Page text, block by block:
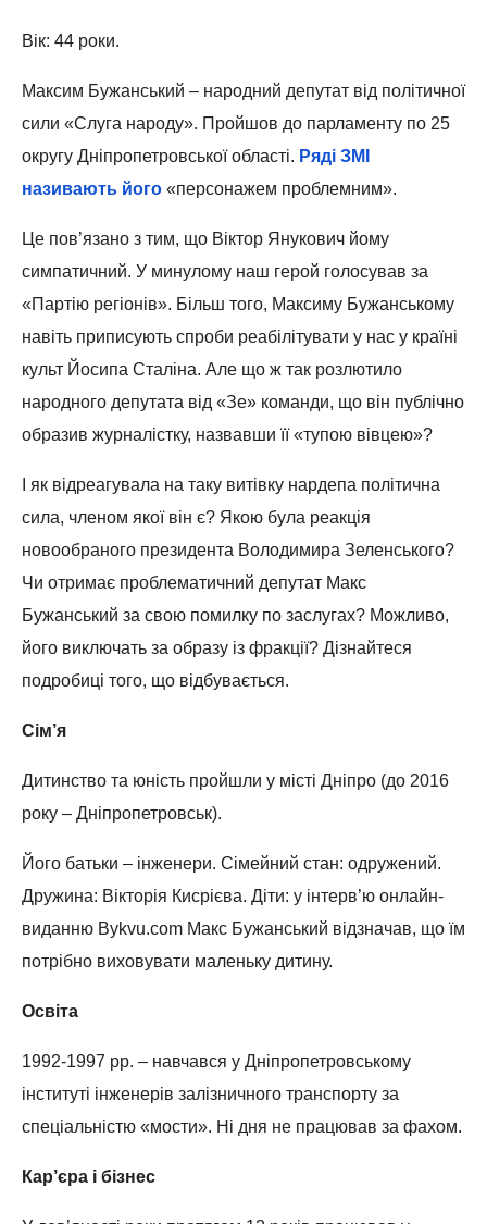
Вік: 44 роки.
Максим Бужанський – народний депутат від політичної
сили «Слуга народу». Пройшов до парламенту по 25
округу Дніпропетровської області. Ряді ЗМІ
називають його «персонажем проблемним».
Це пов’язано з тим, що Віктор Янукович йому
симпатичний. У минулому наш герой голосував за
«Партію регіонів». Більш того, Максиму Бужанському
навіть приписують спроби реабілітувати у нас у країні
культ Йосипа Сталіна. Але що ж так розлютило
народного депутата від «Зе» команди, що він публічно
образив журналістку, назвавши її «тупою вівцею»?
І як відреагувала на таку витівку нардепа політична
сила, членом якої він є? Якою була реакція
новообраного президента Володимира Зеленського?
Чи отримає проблематичний депутат Макс
Бужанський за свою помилку по заслугах? Можливо,
його виключать за образу із фракції? Дізнайтеся
подробиці того, що відбувається.
Сім’я
Дитинство та юність пройшли у місті Дніпро (до 2016
року – Дніпропетровськ).
Його батьки – інженери. Сімейний стан: одружений.
Дружина: Вікторія Кисрієва. Діти: у інтерв’ю онлайн-
виданню Bykvu.com Макс Бужанський відзначав, що їм
потрібно виховувати маленьку дитину.
Освіта
1992-1997 рр. – навчався у Дніпропетровському
інституті інженерів залізничного транспорту за
спеціальністю «мости». Ні дня не працював за фахом.
Кар’єра і бізнес